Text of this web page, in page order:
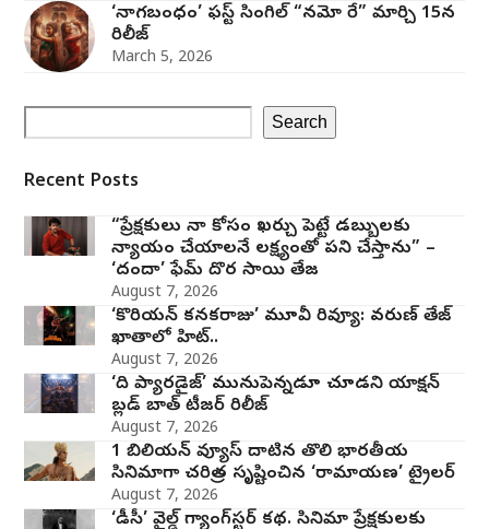
‘నాగబంధం’ ఫస్ట్ సింగిల్ “నమో రే” మార్చి 15న
రిలీజ్
March 5, 2026
Search
Recent Posts
“ప్రేక్షకులు నా కోసం ఖర్చు పెట్టే డబ్బులకు
న్యాయం చేయాలనే లక్ష్యంతో పని చేస్తాను” –
‘దందా’ ఫేమ్ దొర సాయి తేజ
August 7, 2026
‘కొరియన్ కనకరాజు’ మూవీ రివ్యూ: వరుణ్ తేజ్
ఖాతాలో హిట్..
August 7, 2026
‘ది ప్యారడైజ్’ మునుపెన్నడూ చూడని యాక్షన్
బ్లడ్ బాత్ టీజర్ రిలీజ్
August 7, 2026
1 బిలియన్ వ్యూస్ దాటిన తొలి భారతీయ
సినిమాగా చరిత్ర సృష్టించిన ‘రామాయణ’ ట్రైలర్
August 7, 2026
‘డీసీ’ వైల్డ్ గ్యాంగ్‌స్టర్ కథ. సినిమా ప్రేక్షకులకు